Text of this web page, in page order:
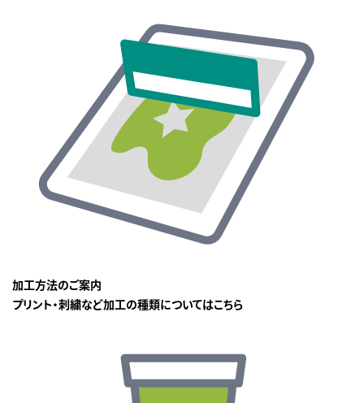
加工方法のご案内
プリント・刺繍など加工の種類についてはこちら